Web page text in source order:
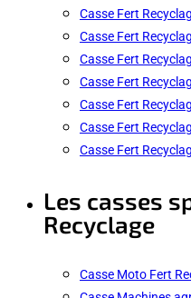
Casse Fert
Casse Fert
Casse Fert
Casse Fert
Casse Fert
Casse Fert
Casse Fert
Les casses
Recyclage
Casse Moto Fert